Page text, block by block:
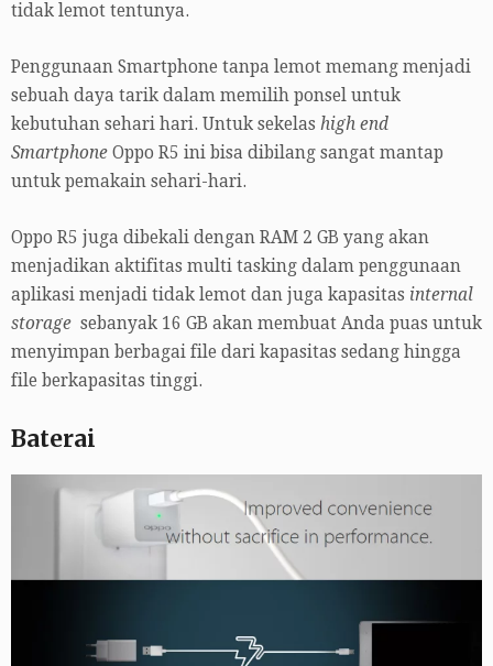
tidak lemot tentunya.
Penggunaan Smartphone tanpa lemot memang menjadi
sebuah daya tarik dalam memilih ponsel untuk
kebutuhan sehari hari. Untuk sekelas high end
Smartphone Oppo R5 ini bisa dibilang sangat mantap
untuk pemakain sehari-hari.
Oppo R5 juga dibekali dengan RAM 2 GB yang akan
menjadikan aktifitas multi tasking dalam penggunaan
aplikasi menjadi tidak lemot dan juga kapasitas internal
storage sebanyak 16 GB akan membuat Anda puas untuk
menyimpan berbagai file dari kapasitas sedang hingga
file berkapasitas tinggi.
Baterai